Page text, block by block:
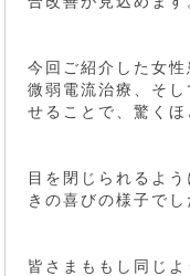
今回ご紹介した女
微弱電流治療、そ
せることで、驚くほ
目を閉じられるよ
きの喜びの様子でし
皆さまももし同じ